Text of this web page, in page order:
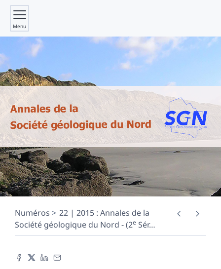
Menu
Numéros
22 | 2015 : Annales de la
Société géologique du Nord - (2e Sér…